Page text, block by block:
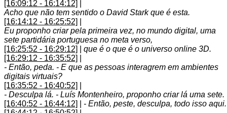
[16:09:12 - 16:14:12]
Acho que não tem sentido o David Stark que é esta.
[16:14:12 - 16:25:52]
Eu proponho criar pela primeira vez, no mundo digital, uma
sete partidária portuguesa no meta verso,
[16:25:52 - 16:29:12]
que é o que é o universo online 3D.
[16:29:12 - 16:35:52]
- Então, peda. - E que as pessoas interagrem em ambientes
digitais virtuais?
[16:35:52 - 16:40:52]
- Desculpa lá. - Luís Montenheiro, proponho criar lá uma sete.
[16:40:52 - 16:44:12]
- Então, peste, desculpa, todo isso aqui.